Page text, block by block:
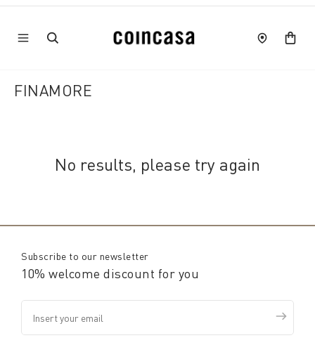
FINAMORE
No results, please try again
Subscribe to our newsletter
10% welcome discount for you